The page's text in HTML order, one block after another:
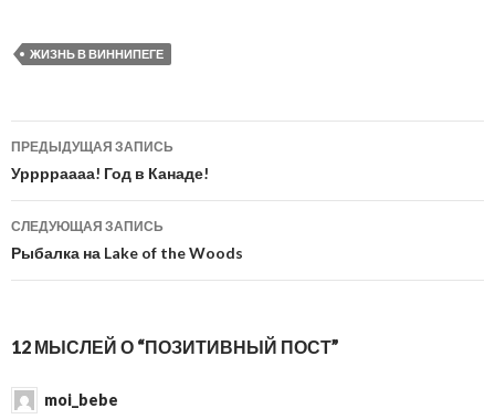
ЖИЗНЬ В ВИННИПЕГЕ
Навигация
по
записям
ПРЕДЫДУЩАЯ ЗАПИСЬ
Урррраааа! Год в Канаде!
СЛЕДУЮЩАЯ ЗАПИСЬ
Рыбалка на Lake of the Woods
12 МЫСЛЕЙ О “ПОЗИТИВНЫЙ ПОСТ”
moi_bebe